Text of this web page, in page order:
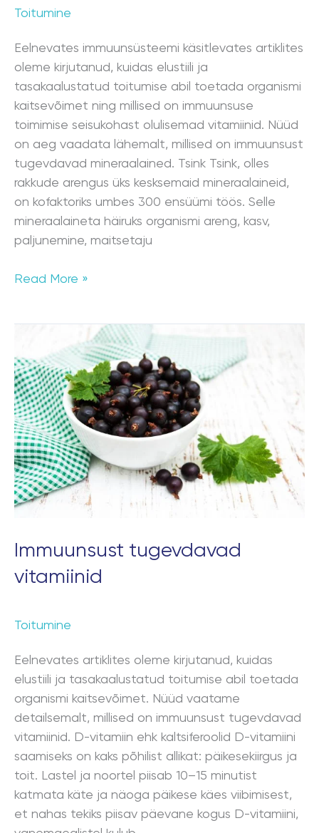
Toitumine
Eelnevates immuunsüsteemi käsitlevates artiklites
oleme kirjutanud, kuidas elustiili ja
tasakaalustatud toitumise abil toetada organismi
kaitsevõimet ning millised on immuunsuse
toimimise seisukohast olulisemad vitamiinid. Nüüd
on aeg vaadata lähemalt, millised on immuunsust
tugevdavad mineraalained. Tsink Tsink, olles
rakkude arengus üks kesksemaid mineraalaineid,
on kofaktoriks umbes 300 ensüümi töös. Selle
mineraalaineta häiruks organismi areng, kasv,
paljunemine, maitsetaju
Read More »
Immuunsust tugevdavad
vitamiinid
Toitumine
Eelnevates artiklites oleme kirjutanud, kuidas
elustiili ja tasakaalustatud toitumise abil toetada
organismi kaitsevõimet. Nüüd vaatame
detailsemalt, millised on immuunsust tugevdavad
vitamiinid. D-vitamiin ehk kaltsiferoolid D-vitamiini
saamiseks on kaks põhilist allikat: päikesekiirgus ja
toit. Lastel ja noortel piisab 10–15 minutist
katmata käte ja näoga päikese käes viibimisest,
et nahas tekiks piisav päevane kogus D-vitamiini,
tugevdavad
vitamiinid